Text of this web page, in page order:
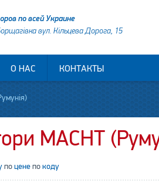
по всей Украине
вул. Кільцева Дорога, 15
О НАС КОНТАКТЫ
MACHT
поценепокоду